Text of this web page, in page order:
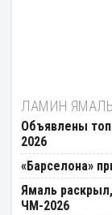
ЛАМИН
Объявлены
2026
«Барселона»
Ямаль
ЧМ-2026